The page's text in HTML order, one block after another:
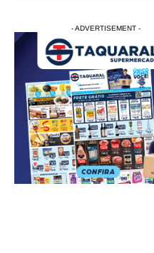
- ADVERTISEMENT -
- ADVERTISEMENT -